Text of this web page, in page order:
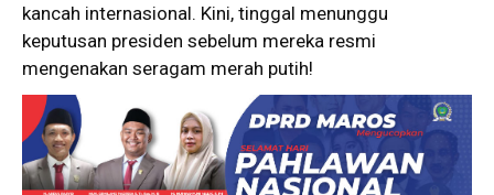
kancah internasional. Kini, tinggal menunggu
keputusan presiden sebelum mereka resmi
mengenakan seragam merah putih!